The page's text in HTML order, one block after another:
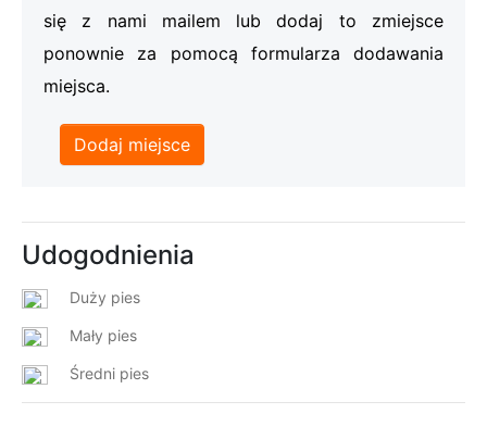
się z nami mailem lub dodaj to zmiejsce
ponownie za pomocą formularza dodawania
miejsca.
Dodaj miejsce
Udogodnienia
Duży pies
Mały pies
Średni pies